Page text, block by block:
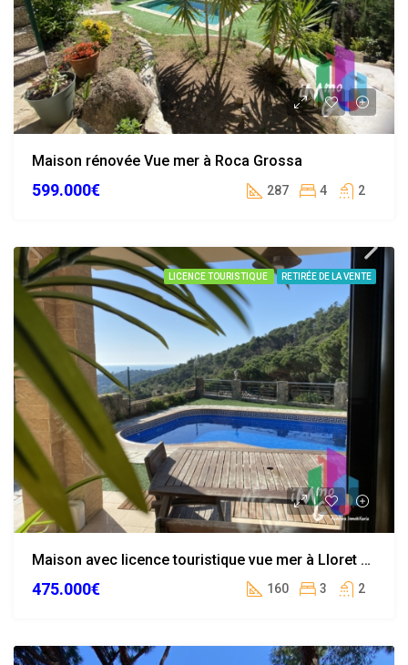
Maison rénovée Vue mer à Roca Grossa
599.000€ 287 4 2
LICENCE TOURISTIQUE RETIRÉE DE LA VENTE
Maison avec licence touristique vue mer à Lloret de Mar
475.000€ 160 3 2